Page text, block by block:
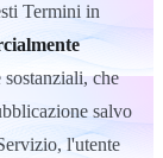
Termini in
che
salvo
l'utente